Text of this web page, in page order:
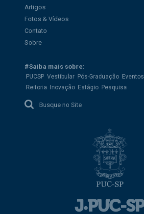
Artigos
Fotos & Vídeos
Contato
Sobre
#Saiba mais sobre:
PUCSP Vestibular Pós-Graduação Eventos
Reitoria
Inovação Estágio Pesquisa
Busque no Site